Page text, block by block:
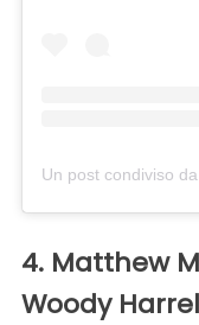
4. Matthew
Woody